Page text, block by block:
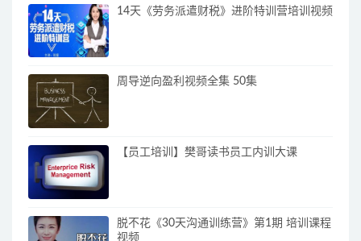
14天《劳务派遣财税》进阶特训营培训视频
周导逆向盈利视频全集 50集
【员工培训】樊哥读书员工内训大课
脱不花《30天沟通训练营》第1期 培训课程
视频